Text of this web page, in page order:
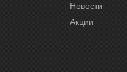
Новости
Акции